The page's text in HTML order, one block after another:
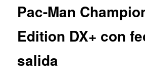
Pac-Man
Edition DX+ con
salida